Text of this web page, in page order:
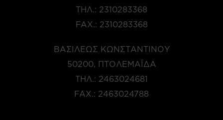
ΤΗΛ.: 2310283368
FAX.: 2310283368
ΒΑΣΙΛΈΩΣ ΚΩΝΣΤΑΝΤΊΝΟΥ
50200, ΠΤΟΛΕΜΑΪ́ΔΑ
ΤΗΛ.: 2463024681
FAX.: 2463024788